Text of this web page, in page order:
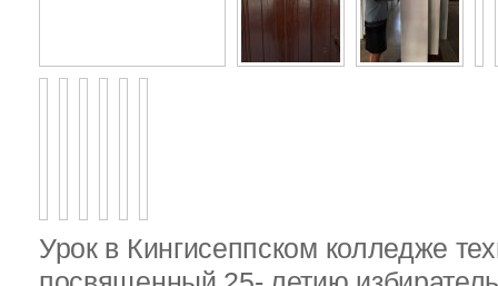
Урок в Кингисеппском колледже